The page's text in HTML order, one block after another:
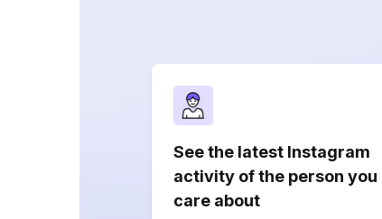
See the latest Instagram
activity of the person you
care about